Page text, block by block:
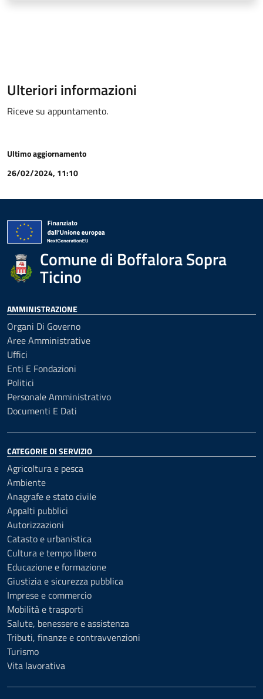
Ulteriori informazioni
Riceve su appuntamento.
Ultimo aggiornamento
26/02/2024, 11:10
Comune di Boffalora Sopra
Ticino
AMMINISTRAZIONE
Organi Di Governo
Aree Amministrative
Uffici
Enti E Fondazioni
Politici
Personale Amministrativo
Documenti E Dati
CATEGORIE DI SERVIZIO
Agricoltura e pesca
Ambiente
Anagrafe e stato civile
Appalti pubblici
Autorizzazioni
Catasto e urbanistica
Cultura e tempo libero
Educazione e formazione
Giustizia e sicurezza pubblica
Imprese e commercio
Mobilità e trasporti
Salute, benessere e assistenza
Tributi, finanze e contravvenzioni
Turismo
Vita lavorativa